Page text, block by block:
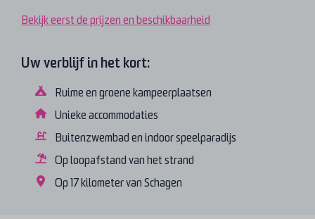
Bekijk eerst de prijzen en beschikbaarheid
Uw verblijf in het kort:
Ruime en groene kampeerplaatsen
Unieke accommodaties
Buitenzwembad en indoor speelparadijs
Op loopafstand van het strand
Op 17 kilometer van Schagen